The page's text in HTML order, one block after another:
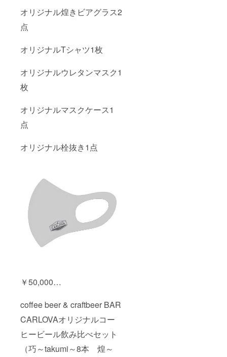
オリジナル煌きビアグラス2
点
オリジナルTシャツ1枚
オリジナルウレタンマスク1
枚
オリジナルマスクケース1
点
オリジナル栓抜き1点
￥50,000…
coffee beer & craftbeer BAR
CARLOVAオリジナルコー
ヒービール飲み比べセット
（巧～takumi～8本 煌～